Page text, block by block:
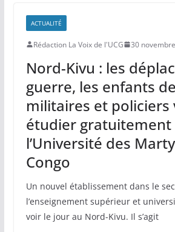
A
p
p o
k
ACTUALITÉ
Rédaction La Voix de l'UCG 30
Nord-Kivu : les
guerre, les enfants
militaires et policiers
étudier gratuitement
l’Université des
Congo
Un nouvel établissement dans le
l’enseignement supérieur et
voir le jour au Nord-Kivu. Il s’agit